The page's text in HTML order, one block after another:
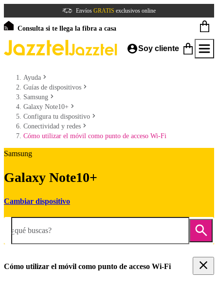
Envíos GRATIS exclusivos online
Consulta si te llega la fibra a casa
Soy cliente
Ayuda
Guías de dispositivos
Samsung
Galaxy Note10+
Configura tu dispositivo
Conectividad y redes
Cómo utilizar el móvil como punto de acceso Wi-Fi
Samsung
Galaxy Note10+
Cambiar dispositivo
¿qué buscas?
Cómo utilizar el móvil como punto de acceso Wi-Fi